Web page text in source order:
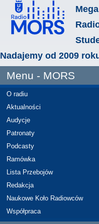
Nadajemy od 2009
Menu - MORS
O radiu
Aktualności
Audycje
Patronaty
Podcasty
Ramówka
Lista Przebojów
Redakcja
Naukowe Koło Radiowców
Współpraca